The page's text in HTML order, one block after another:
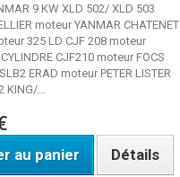
9 KW XLD 502/ XLD 503
moteur YANMAR CHATENET
325 LD CJF 208 moteur
CJF210 moteur FOCS
ERAD moteur PETER LISTER
KING/...
au panier Détails